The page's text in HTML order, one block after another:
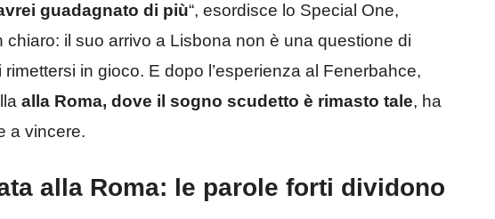
guadagnato di più“, esordisce lo Special One,
chiaro: il suo arrivo a Lisbona non è una questione di
in gioco. E dopo l’esperienza al Fenerbahce,
alla Roma, dove il sogno scudetto è rimasto tale, ha
a vincere.
alla Roma: le parole forti dividono